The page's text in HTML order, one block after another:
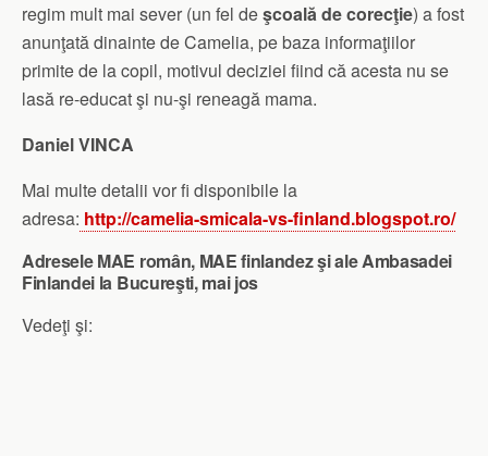
regim mult mai sever (un fel deşcoală de corecţie) a fost
anunţată dinainte de Camelia, pe baza informaţiilor
primite de la copil, motivul deciziei fiind că acesta nu se
lasă re-educat şi nu-şi reneagă mama.
Daniel VINCA
Mai multe detalii vor fi disponibile la
adresa: http://camelia-smicala-vs-finland.blogspot.ro/
Adresele MAE român, MAE finlandez şi ale Ambasadei
Finlandei la Bucureşti, mai jos
Vedeţi şi: